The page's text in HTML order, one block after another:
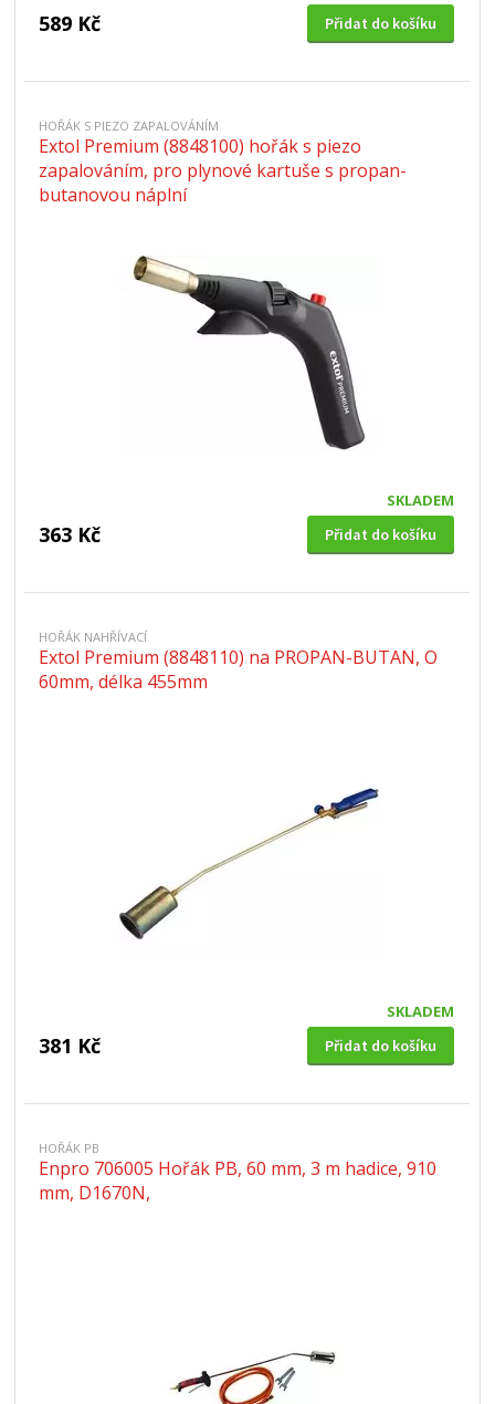
589 Kč Přidat do košíku
HOŘÁK S PIEZO ZAPALOVÁNÍM
Extol Premium (8848100) hořák s piezo
zapalováním, pro plynové kartuše s propan-
butanovou náplní
SKLADEM
363 Kč Přidat do košíku
HOŘÁK NAHŘÍVACÍ
Extol Premium (8848110) na PROPAN-BUTAN, O
60mm, délka 455mm
SKLADEM
381 Kč Přidat do košíku
HOŘÁK PB
Enpro 706005 Hořák PB, 60 mm, 3 m hadice, 910
mm, D1670N,